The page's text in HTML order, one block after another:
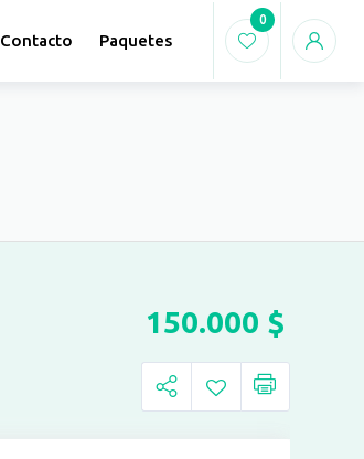
Contacto Paquetes
0
150.000 $